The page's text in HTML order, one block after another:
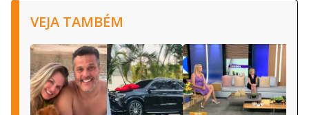
VEJA TAMBÉM